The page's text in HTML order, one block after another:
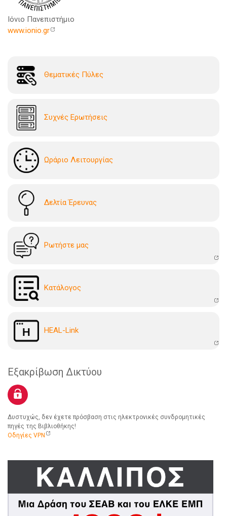
Ιόνιο Πανεπιστήμιο
www.ionio.gr
Θεματικές Πύλες
Συχνές Ερωτήσεις
Ωράριο Λειτουργίας
Δελτία Έρευνας
Ρωτήστε μας
Kατάλογoς
HEAL-Link
Εξακρίβωση Δικτύου
Δυστυχώς, δεν έχετε πρόσβαση στις ηλεκτρονικές συνδρομητικές
πηγές της Βιβλιοθήκης!
Οδηγίες VPN